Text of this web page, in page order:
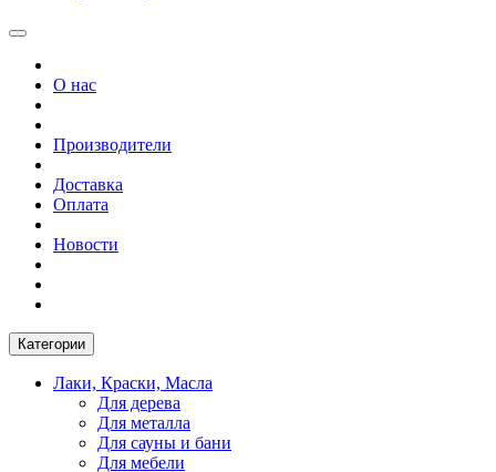
О нас
Производители
Доставка
Оплата
Новости
Категории
Лаки, Краски, Масла
Для дерева
Для металла
Для сауны и бани
Для мебели